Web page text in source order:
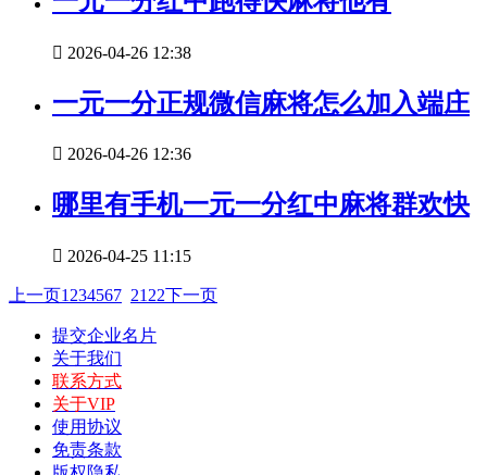
 2026-04-26 12:38
一元一分正规微信麻将怎么加入端庄
 2026-04-26 12:36
哪里有手机一元一分红中麻将群欢快
 2026-04-25 11:15
上一页1 234567 21 22下一页
提交企业名片
关于我们
联系方式
关于VIP
使用协议
免责条款